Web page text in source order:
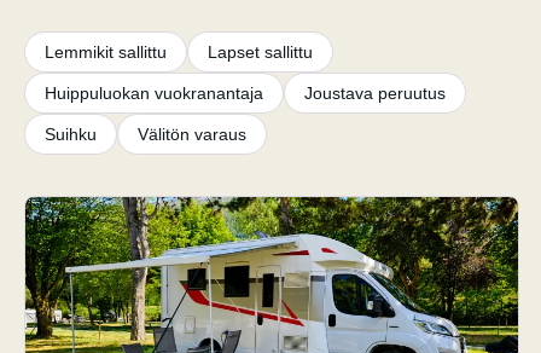
Lemmikit sallittu Lapset sallittu
Huippuluokan vuokranantaja Joustava peruutus
Suihku Välitön varaus